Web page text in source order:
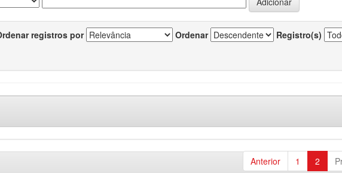
registros por Ordenar Registro(s)
Anterior 1 2